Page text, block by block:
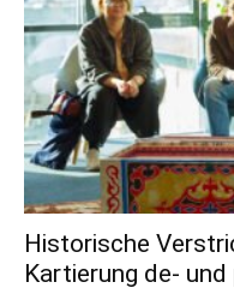
Historische
Kartierung de-